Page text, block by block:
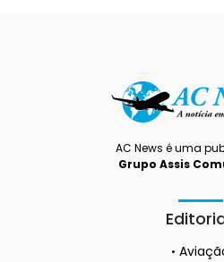
AC News é uma
Grupo Assis